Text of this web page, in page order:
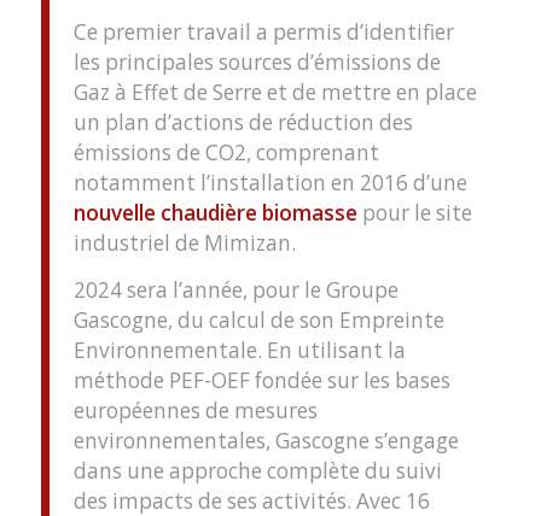
Ce premier travail a permis d’identifier
les principales sources d’émissions de
Gaz à Effet de Serre et de mettre en place
un plan d’actions de réduction des
émissions de CO2, comprenant
notamment l’installation en 2016 d’une
nouvelle chaudière biomasse pour le site
industriel de Mimizan.
2024 sera l’année, pour le Groupe
Gascogne, du calcul de son Empreinte
Environnementale. En utilisant la
méthode PEF-OEF fondée sur les bases
européennes de mesures
environnementales, Gascogne s’engage
dans une approche complète du suivi
des impacts de ses activités. Avec 16